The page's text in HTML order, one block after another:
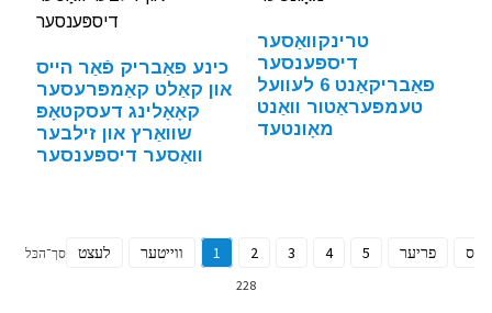
כינע פאַבריק פֿאַר הייס
און קאַלט קאַמפּרעסער
קאָאָלינג דעסקטאָפּ
שוואַרץ און זילבער
וואַסער דיספּענסער
טרינקוואַסער
דיספּענסער
פאַבריקאַנט 6 לעוועל
טעמפּעראַטור וואַנט
מאָונטעד
פריער 1 2 3 4 5 ווייטער לעצט
סך־הכּל
228